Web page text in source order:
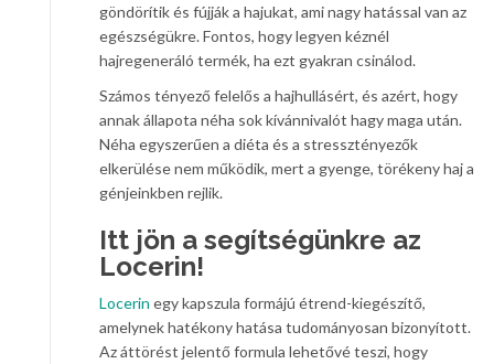
göndörítik és fújják a hajukat, ami nagy hatással van az
egészségükre. Fontos, hogy legyen kéznél
hajregeneráló termék, ha ezt gyakran csinálod.
Számos tényező felelős a hajhullásért, és azért, hogy
annak állapota néha sok kívánnivalót hagy maga után.
Néha egyszerűen a diéta és a stressztényezők
elkerülése nem működik, mert a gyenge, törékeny haj a
génjeinkben rejlik.
Itt jön a segítségünkre az
Locerin!
Locerin egy kapszula formájú étrend-kiegészítő,
amelynek hatékony hatása tudományosan bizonyított.
Az áttörést jelentő formula lehetővé teszi, hogy